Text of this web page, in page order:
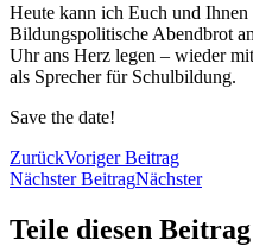
Heute kann ich Euch und Ihnen
Bildungspolitische Abendbrot
Uhr ans Herz legen – wieder
als Sprecher für Schulbildung.
Save the date!
ZurückVoriger Beitrag
Nächster BeitragNächster
Teile diesen